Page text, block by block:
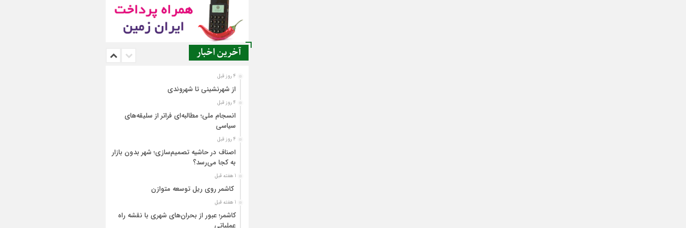
آخرین اخبار
4 روز قبل
از شهرنشینی تا شهروندی
4 روز قبل
انسجام ملی؛ مطالبه‌ای فراتر از سلیقه‌های
سیاسی
4 روز قبل
اصناف در حاشیه تصمیم‌سازی؛ شهر بدون بازار
به کجا می‌رسد؟
1 هفته قبل
کاشمر روی ریل توسعه متوازن
1 هفته قبل
کاشمر؛ عبور از بحران‌های شهری با نقشه راه
عملیاتی